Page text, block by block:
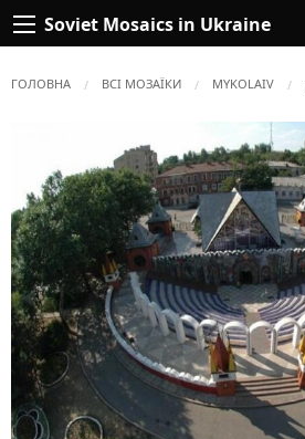
Soviet Mosaics in Ukraine
ГОЛОВНА ВСІ МОЗАЇКИ MYKOLAIV